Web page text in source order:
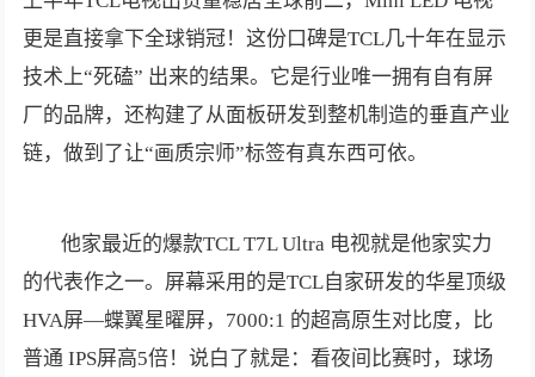
更是直接拿下全球销冠！这份口碑是TCL几十年在显示
技术上“死磕” 出来的结果。它是行业唯一拥有自有屏
厂的品牌，还构建了从面板研发到整机制造的垂直产业
链，做到了让“画质宗师”标签有真东西可依。
他家最近的爆款TCL T7L Ultra 电视就是他家实力
的代表作之一。屏幕采用的是TCL自家研发的华星顶级
HVA屏—蝶翼星曜屏，7000:1 的超高原生对比度，比
普通 IPS屏高5倍！说白了就是：看夜间比赛时，球场